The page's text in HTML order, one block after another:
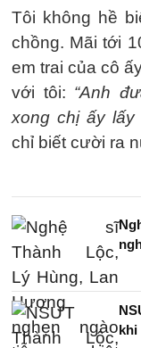
Tôi không hề
chồng. Mãi tới
em trai của cô
với tôi: “Anh
xong chị ấy lấy
chỉ biết cười ra
khi